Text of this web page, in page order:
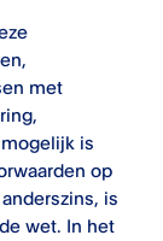
met
is
op
is
wet. In het